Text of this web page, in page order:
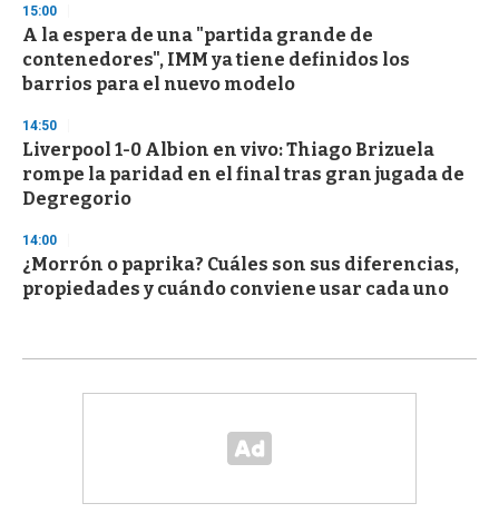
15:00
A la espera de una "partida grande de
contenedores", IMM ya tiene definidos los
barrios para el nuevo modelo
14:50
Liverpool 1-0 Albion en vivo: Thiago Brizuela
rompe la paridad en el final tras gran jugada de
Degregorio
14:00
¿Morrón o paprika? Cuáles son sus diferencias,
propiedades y cuándo conviene usar cada uno